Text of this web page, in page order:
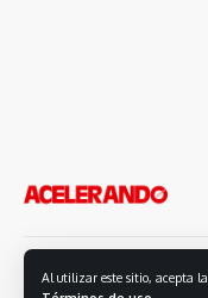
Al utilizar este sitio, acepta la